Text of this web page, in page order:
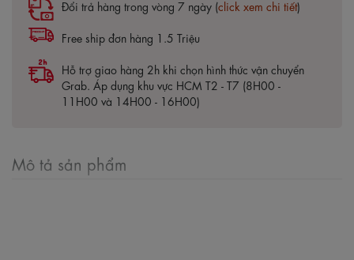
Đổi trả hàng trong vòng 7 ngày (click xem chi tiết)
Free ship đơn hàng 1.5 Triệu
Hỗ trợ giao hàng 2h khi chọn hình thức vận chuyển
Grab. Áp dụng khu vực HCM T2 - T7 (8H00 -
11H00 và 14H00 - 16H00)
Mô tả sản phẩm